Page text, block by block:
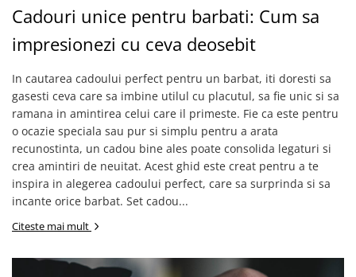
Cadouri Cuplu
Fashion
Pijamale de dama
Pijamale de barbati
Halate si capoate
Pijamale
WINTER Collection
Halate si pijamale Family
Incaltaminte
Seturi elegante femei
Pijamale de copii
Cadouri unice pentru barbati: Cum sa
impresionezi cu ceva deosebit
In cautarea cadoului perfect pentru un barbat, iti doresti sa
gasesti ceva care sa imbine utilul cu placutul, sa fie unic si sa
ramana in amintirea celui care il primeste. Fie ca este pentru
o ocazie speciala sau pur si simplu pentru a arata
recunostinta, un cadou bine ales poate consolida legaturi si
crea amintiri de neuitat. Acest ghid este creat pentru a te
inspira in alegerea cadoului perfect, care sa surprinda si sa
incante orice barbat. Set cadou...
Citeste mai mult